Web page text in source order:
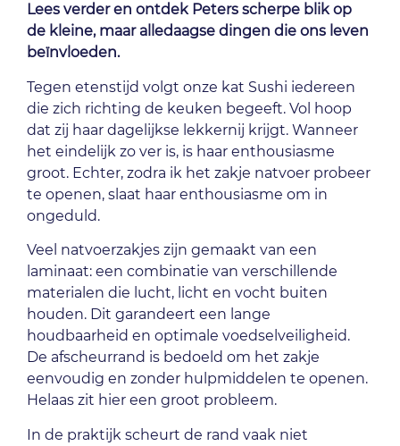
Lees verder en ontdek Peters scherpe blik op
de kleine, maar alledaagse dingen die ons leven
beïnvloeden.
Tegen etenstijd volgt onze kat Sushi iedereen
die zich richting de keuken begeeft. Vol hoop
dat zij haar dagelijkse lekkernij krijgt. Wanneer
het eindelijk zo ver is, is haar enthousiasme
groot. Echter, zodra ik het zakje natvoer probeer
te openen, slaat haar enthousiasme om in
ongeduld.
Veel natvoerzakjes zijn gemaakt van een
laminaat: een combinatie van verschillende
materialen die lucht, licht en vocht buiten
houden. Dit garandeert een lange
houdbaarheid en optimale voedselveiligheid.
De afscheurrand is bedoeld om het zakje
eenvoudig en zonder hulpmiddelen te openen.
Helaas zit hier een groot probleem.
In de praktijk scheurt de rand vaak niet